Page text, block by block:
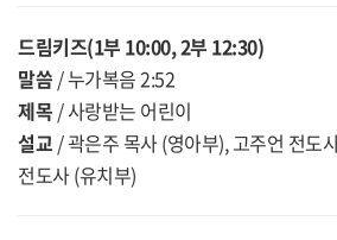
드림키즈(1부 10:00, 2부 12:30)
말씀 / 누가복음 2:52
제목 / 사랑받는 어린이
설교 / 곽은주 목사 (영아부), 고주언 전도
전도사 (유치부)